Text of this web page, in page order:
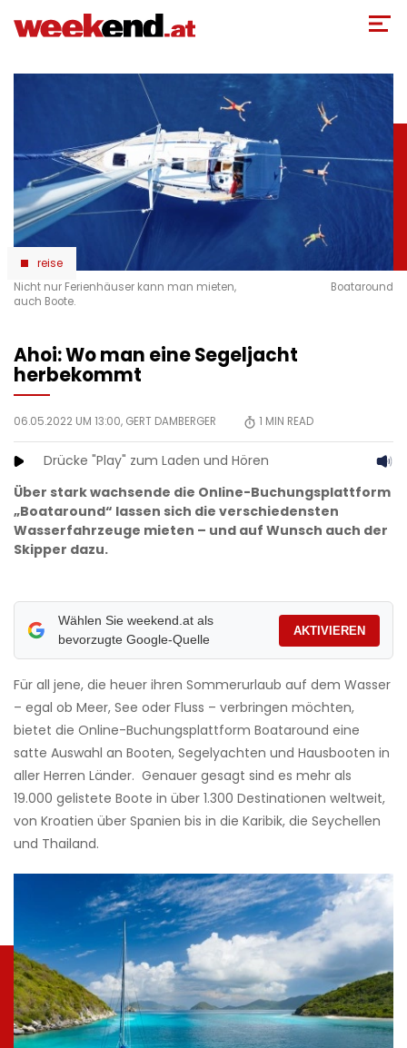
zum
reise
Nicht nur Ferienhäuser kann man mieten,
auch Boote.
Boataround
Ahoi: Wo man eine Segeljacht
herbekommt
06.05.2022 UM 13:00, GERT DAMBERGER 1 MIN READ
Drücke "Play" zum Laden und Hören
Über stark wachsende die Online-Buchungsplattform
„Boataround“ lassen sich die verschiedensten
Wasserfahrzeuge mieten – und auf Wunsch auch der
Skipper dazu.
Wählen Sie weekend.at als
bevorzugte Google-Quelle
AKTIVIEREN
Für all jene, die heuer ihren Sommerurlaub auf dem Wasser
– egal ob Meer, See oder Fluss – verbringen möchten,
bietet die Online-Buchungsplattform Boataround eine
satte Auswahl an Booten, Segelyachten und Hausbooten in
aller Herren Länder. Genauer gesagt sind es mehr als
19.000 gelistete Boote in über 1.300 Destinationen weltweit,
von Kroatien über Spanien bis in die Karibik, die Seychellen
und Thailand.